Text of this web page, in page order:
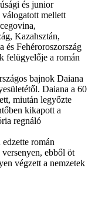
és junior
mellett
Kazahsztán,
és Fehéroroszország
felügyelője a román
bajnok Daiana
Daiana a 60
miután legyőzte
kikapott a
regnáló
román
ebből öt
végzett a nemzetek